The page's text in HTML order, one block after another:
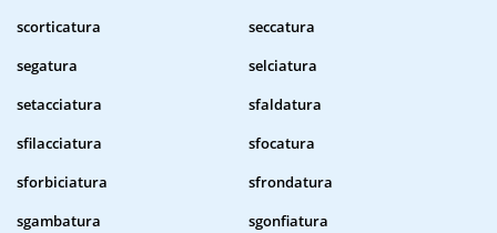
scorticatura
seccatura
segatura
selciatura
setacciatura
sfaldatura
sfilacciatura
sfocatura
sforbiciatura
sfrondatura
sgambatura
sgonfiatura